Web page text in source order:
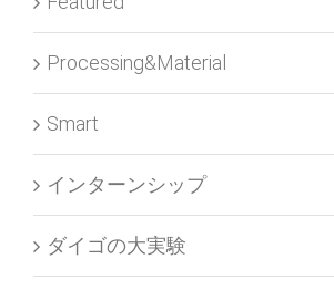
Processing&Material
Smart
インターンシップ
ダイゴの大実験